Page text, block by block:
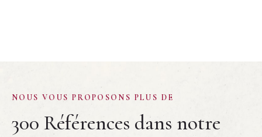
NOUS VOUS PROPOSONS PLUS DE
300 Références dans notre